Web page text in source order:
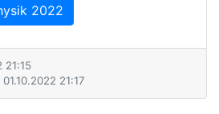
2022
21:15
21:17